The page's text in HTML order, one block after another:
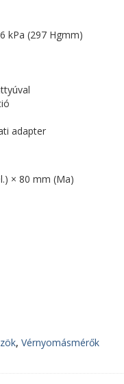
kPa (297 Hgmm)
adapter
× 80 mm (Ma)
, Vérnyomásmérők